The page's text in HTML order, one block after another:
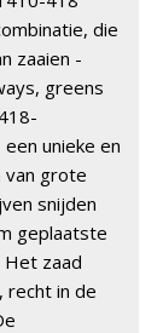
die
zaaien -
greens
unieke en
van grote
snijden
geplaatste
Het zaad
recht in de